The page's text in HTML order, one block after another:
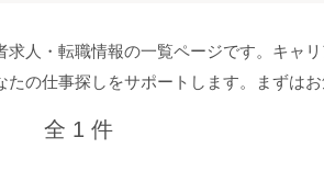
求人・転職情報の一覧ページです。キャ
の仕事探しをサポートします。まずはお
全 1 件